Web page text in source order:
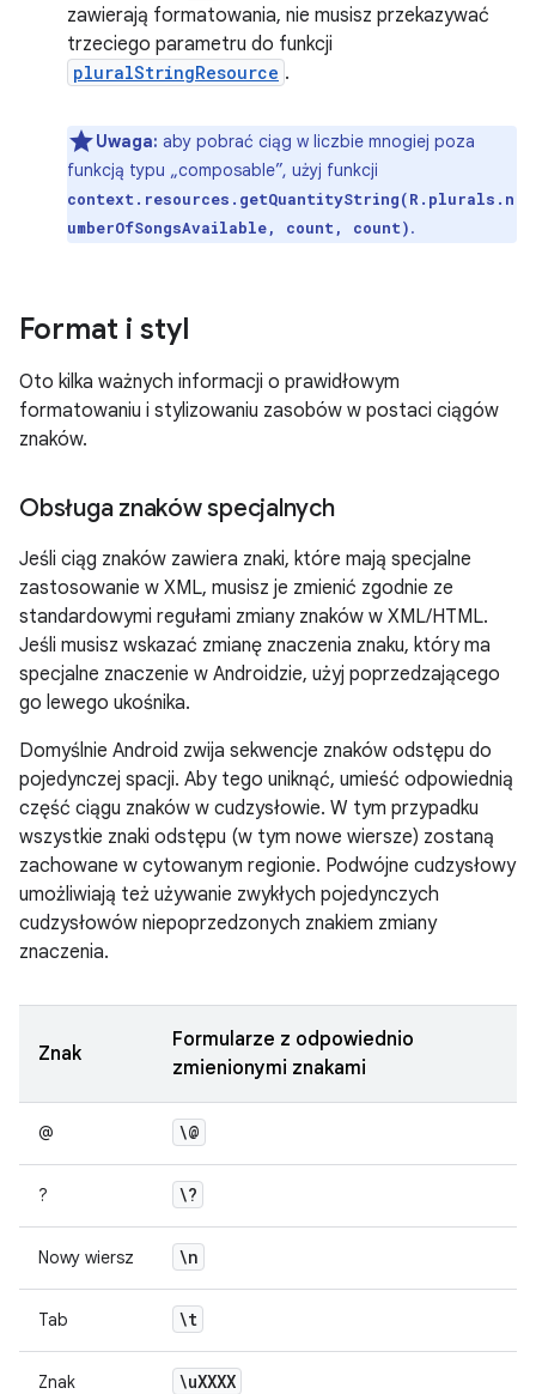
zawierają formatowania, nie musisz przekazywać
trzeciego parametru do funkcji
pluralStringResource .
Uwaga: aby pobrać ciąg w liczbie mnogiej poza
funkcją typu „composable”, użyj funkcji
context.resources.getQuantityString(R.plurals.n
umberOfSongsAvailable, count, count).
Format i styl
Oto kilka ważnych informacji o prawidłowym
formatowaniu i stylizowaniu zasobów w postaci ciągów
znaków.
Obsługa znaków specjalnych
Jeśli ciąg znaków zawiera znaki, które mają specjalne
zastosowanie w XML, musisz je zmienić zgodnie ze
standardowymi regułami zmiany znaków w XML/HTML.
Jeśli musisz wskazać zmianę znaczenia znaku, który ma
specjalne znaczenie w Androidzie, użyj poprzedzającego
go lewego ukośnika.
Domyślnie Android zwija sekwencje znaków odstępu do
pojedynczej spacji. Aby tego uniknąć, umieść odpowiednią
część ciągu znaków w cudzysłowie. W tym przypadku
wszystkie znaki odstępu (w tym nowe wiersze) zostaną
zachowane w cytowanym regionie. Podwójne cudzysłowy
umożliwiają też używanie zwykłych pojedynczych
cudzysłowów niepoprzedzonych znakiem zmiany
znaczenia.
Znak
Formularze z odpowiednio
zmienionymi znakami
@ \@
? \?
Nowy wiersz \n
Tab \t
Znak
\uXXXX